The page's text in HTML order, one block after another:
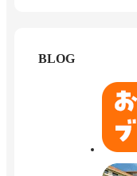
BLOG